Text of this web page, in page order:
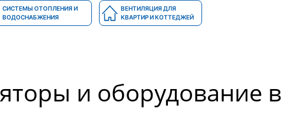
СИСТЕМЫ ОТОПЛЕНИЯ И
ВОДОСНАБЖЕНИЯ
ВЕНТИЛЯЦИЯ ДЛЯ
КВАРТИР И КОТТЕДЖЕЙ
и оборудование в